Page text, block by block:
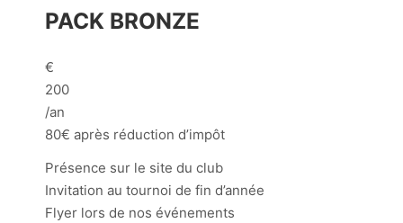
PACK BRONZE
€
200
/an
80€ après réduction d’impôt
Présence sur le site du club
Invitation au tournoi de fin d’année
Flyer lors de nos événements